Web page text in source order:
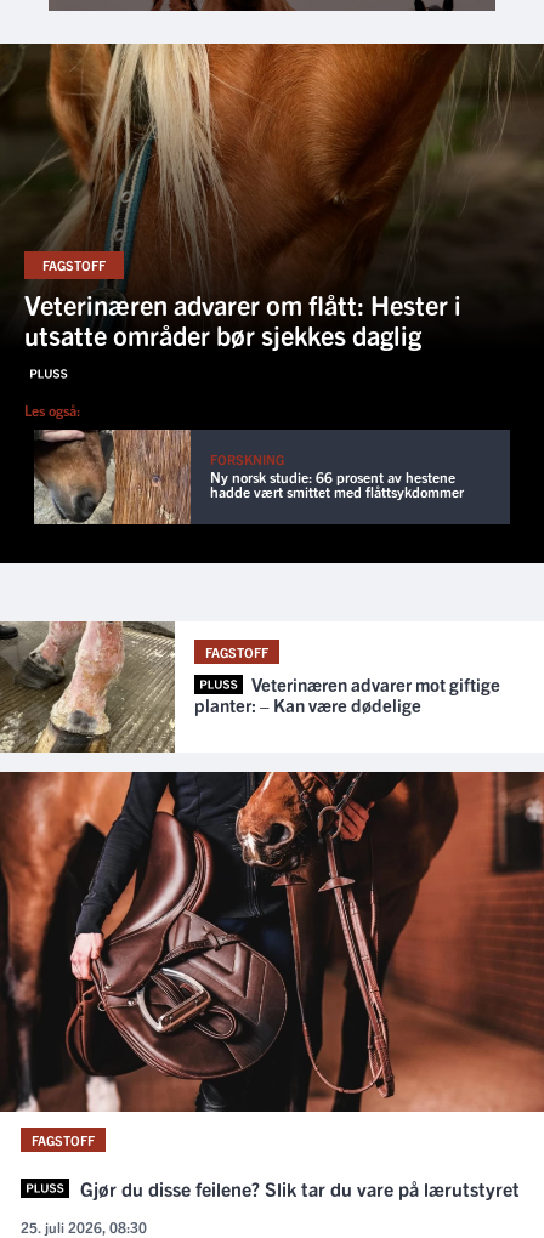
FAGSTOFF
Veterinæren advarer om flått: Hester i
utsatte områder bør sjekkes daglig
Les også:
FORSKNING
Ny norsk studie: 66 prosent av hestene
hadde vært smittet med flåttsykdommer
FAGSTOFF
Veterinæren advarer mot giftige
planter: – Kan være dødelige
FAGSTOFF
Gjør du disse feilene? Slik tar du vare på lærutstyret
25. juli 2026, 08:30